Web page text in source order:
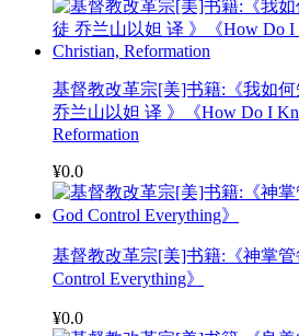
基督教改革宗[美]书籍:《我如
乔兰山以妲 译 》《How Do I
Reformation
¥0.0
基督教改革宗[美]书籍:《神掌管
Control Everything》
¥0.0